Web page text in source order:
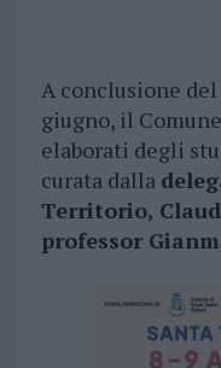
A conclusione
giugno, il
elaborati degli
curata dalla
Territorio,
professor